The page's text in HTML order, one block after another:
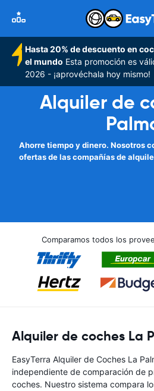
Hasta 20% de descuento en
el mundo Esta promoción es
2026 - ¡aprovéchala hoy mismo!
Alquiler de
Ahorre tiempo y dinero. Nosotros
ofertas de las compañías de
Comparamos todos los
Alquiler de coches La
EasyTerra Alquiler de Coches La
independiente de comparación de
coches. Nuestro sistema compara